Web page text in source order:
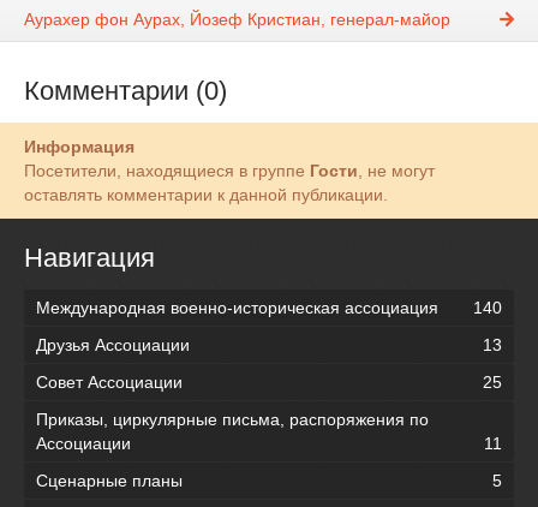
Аурахер фон Аурах, Йозеф Кристиан, генерал-майор
Комментарии (0)
Информация
Посетители, находящиеся в группе Гости , не могут
оставлять комментарии к данной публикации.
Навигация
Международная военно-историческая ассоциация
140
Друзья Ассоциации
13
Совет Ассоциации
25
Приказы, циркулярные письма, распоряжения по
Ассоциации
11
Сценарные планы
5